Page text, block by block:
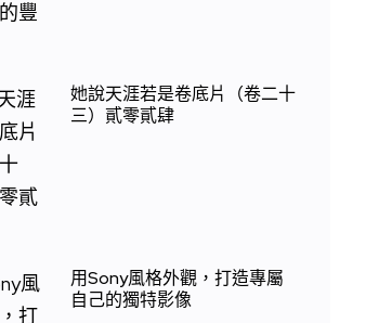
她說天涯若是卷底片（卷二十
三）貳零貳肆
用Sony風格外觀，打造專屬
自己的獨特影像